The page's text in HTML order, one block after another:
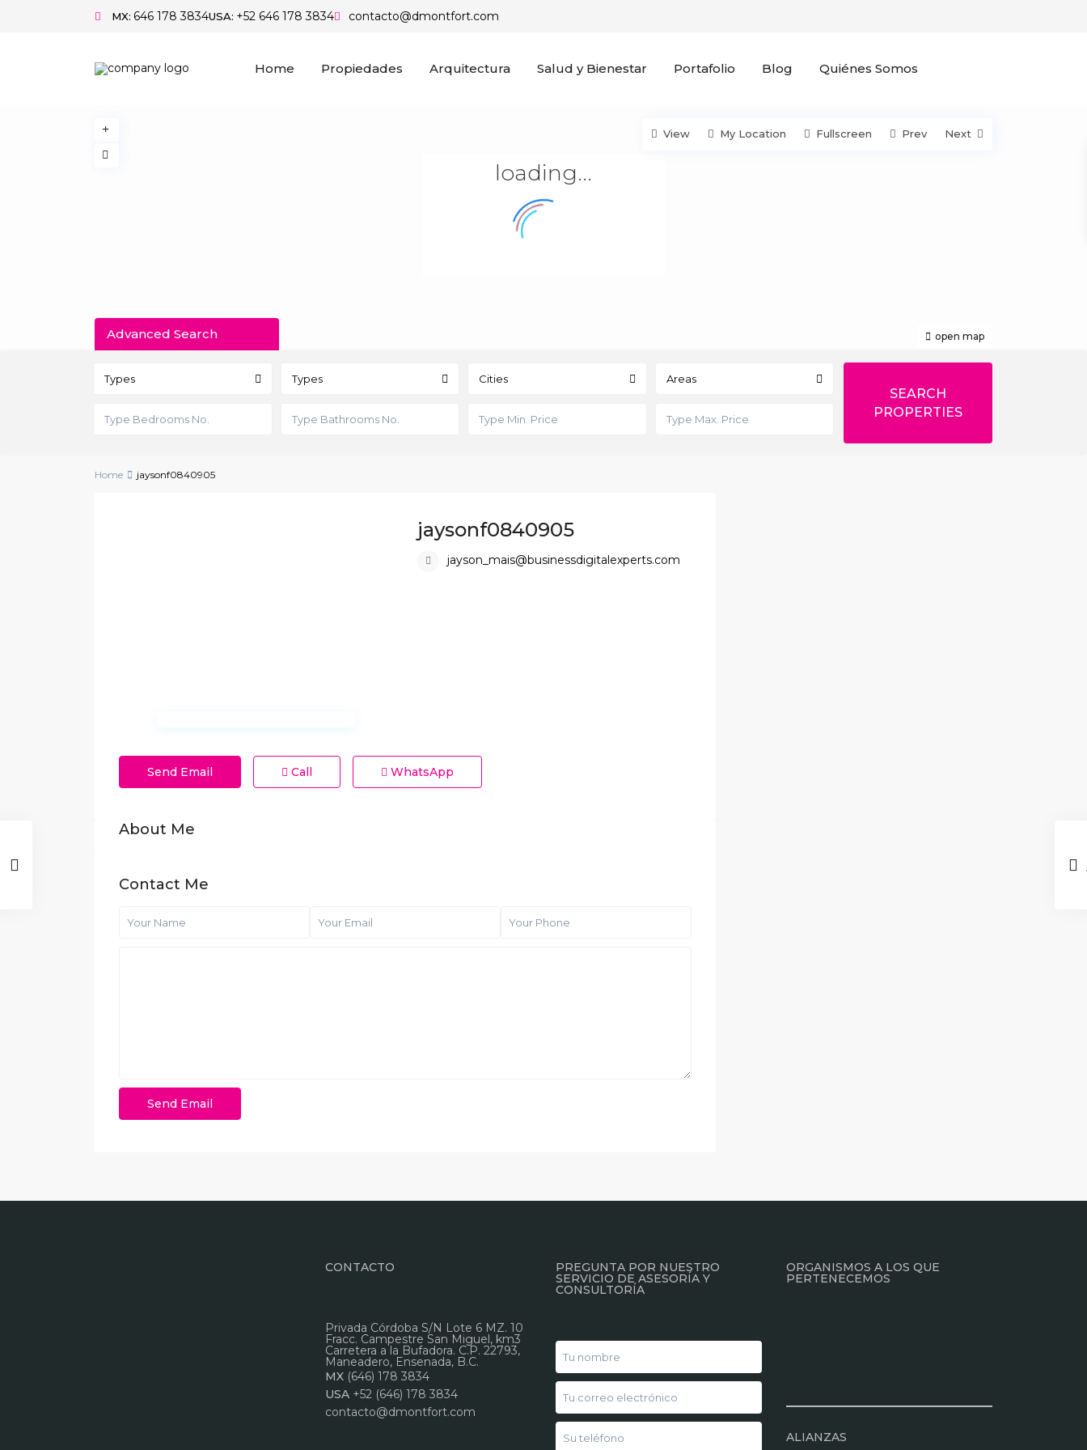
MX: 646 178 3834USA: +52 646 178 3834 contacto@dmontfort.com
Home Propiedades Arquitectura Salud y Bienestar Portafolio Blog Quiénes Somos
loading...
open map
View My Location Fullscreen Prev Next
Advanced Search
Types Types Cities Areas
Home jaysonf0840905
jaysonf0840905
jayson_mais@businessdigitalexperts.com
Send Email Call WhatsApp
About Me
Contact Me
CONTACTO
Privada Córdoba S/N Lote 6 MZ. 10
Fracc. Campestre San Miguel, km3
Carretera a la Bufadora. C.P. 22793,
Maneadero, Ensenada, B.C.
MX (646) 178 3834
USA +52 (646) 178 3834
contacto@dmontfort.com
PREGUNTA POR NUESTRO
SERVICIO DE ASESORÍA Y
CONSULTORÍA
ORGANISMOS A LOS QUE
PERTENECEMOS
ALIANZAS